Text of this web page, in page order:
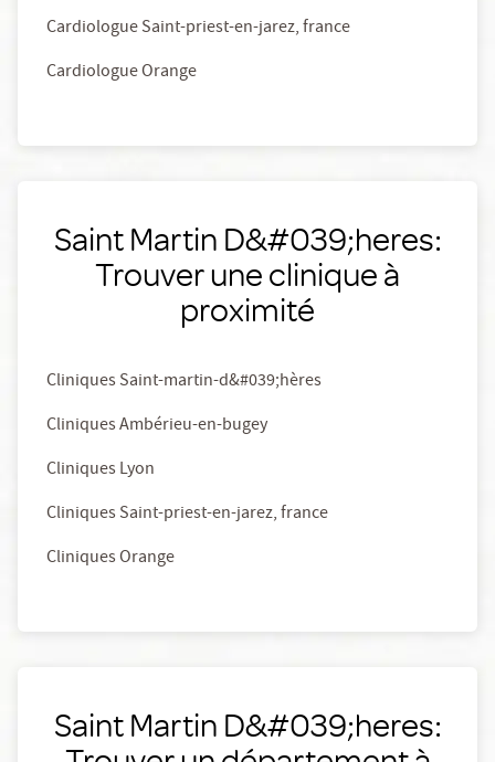
Cardiologue Saint-priest-en-jarez, france
Cardiologue Orange
Saint Martin D&#039;heres:
Trouver une clinique à
proximité
Cliniques Saint-martin-d&#039;hères
Cliniques Ambérieu-en-bugey
Cliniques Lyon
Cliniques Saint-priest-en-jarez, france
Cliniques Orange
Saint Martin D&#039;heres: